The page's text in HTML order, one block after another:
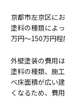
京都市左京区に
塗料の種類によ
万円～150万円程
外壁塗装の費用
塗料の種類、施
べ床面積が広い
くなるため、費